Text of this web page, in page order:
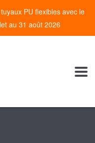
PU flexibles avec le
au 31 août 2026